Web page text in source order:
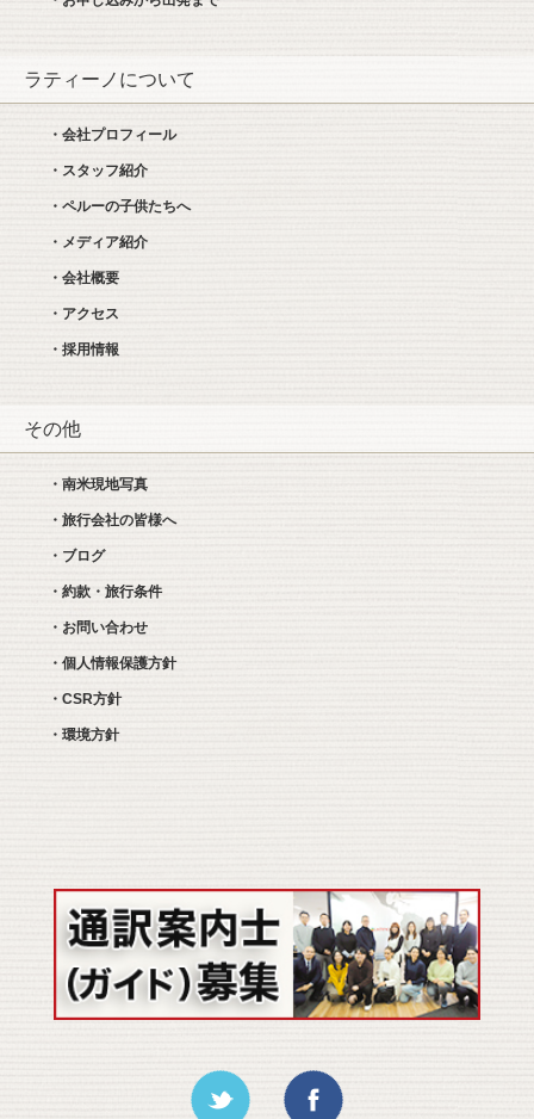
ラティーノについて
・会社プロフィール
・スタッフ紹介
・ペルーの子供たちへ
・メディア紹介
・会社概要
・アクセス
・採用情報
その他
・南米現地写真
・旅行会社の皆様へ
・ブログ
・約款・旅行条件
・お問い合わせ
・個人情報保護方針
・CSR方針
・環境方針